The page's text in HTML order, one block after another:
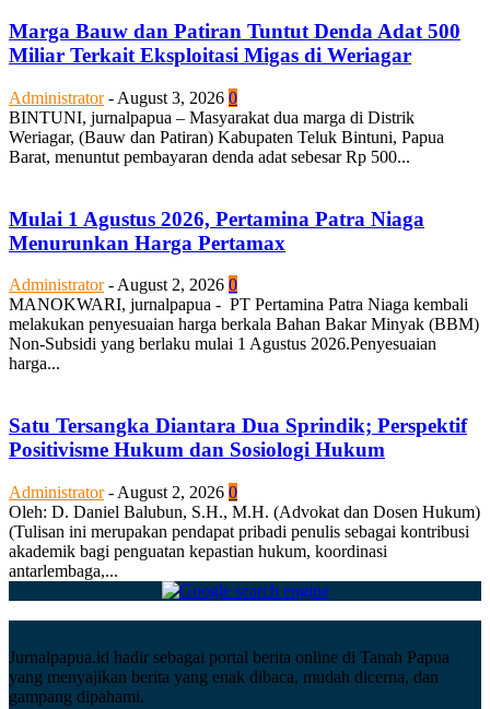
Marga Bauw dan Patiran Tuntut Denda Adat 500
Miliar Terkait Eksploitasi Migas di Weriagar
Administrator - August 3, 2026 0
BINTUNI, jurnalpapua – Masyarakat dua marga di Distrik
Weriagar, (Bauw dan Patiran) Kabupaten Teluk Bintuni, Papua
Barat, menuntut pembayaran denda adat sebesar Rp 500...
Mulai 1 Agustus 2026, Pertamina Patra Niaga
Menurunkan Harga Pertamax
Administrator - August 2, 2026 0
MANOKWARI, jurnalpapua - PT Pertamina Patra Niaga kembali
melakukan penyesuaian harga berkala Bahan Bakar Minyak (BBM)
Non-Subsidi yang berlaku mulai 1 Agustus 2026.Penyesuaian
harga...
Satu Tersangka Diantara Dua Sprindik; Perspektif
Positivisme Hukum dan Sosiologi Hukum
Administrator - August 2, 2026 0
Oleh: D. Daniel Balubun, S.H., M.H. (Advokat dan Dosen Hukum)
(Tulisan ini merupakan pendapat pribadi penulis sebagai kontribusi
akademik bagi penguatan kepastian hukum, koordinasi
antarlembaga,...
Jurnalpapua.id hadir sebagai portal berita online di Tanah Papua
yang menyajikan berita yang enak dibaca, mudah dicerna, dan
gampang dipahami.